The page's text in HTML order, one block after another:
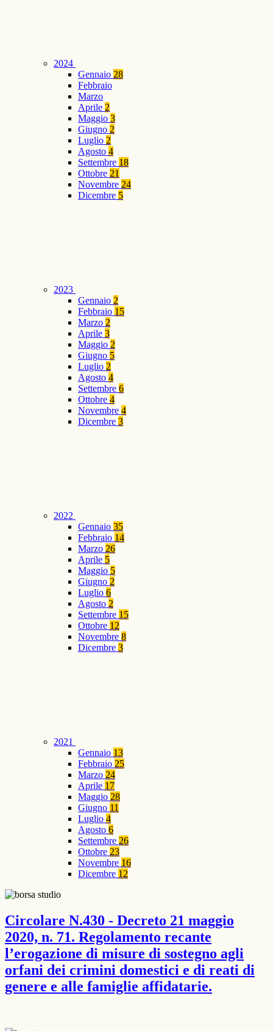
2024
Gennaio 28
Febbraio
Marzo
Aprile 2
Maggio 3
Giugno 2
Luglio 2
Agosto 4
Settembre 18
Ottobre 21
Novembre 24
Dicembre 5
2023
Gennaio 2
Febbraio 15
Marzo 2
Aprile 3
Maggio 2
Giugno 5
Luglio 2
Agosto 4
Settembre 6
Ottobre 4
Novembre 4
Dicembre 3
2022
Gennaio 35
Febbraio 14
Marzo 26
Aprile 5
Maggio 5
Giugno 2
Luglio 6
Agosto 2
Settembre 15
Ottobre 12
Novembre 8
Dicembre 3
2021
Gennaio 13
Febbraio 25
Marzo 24
Aprile 17
Maggio 28
Giugno 11
Luglio 4
Agosto 6
Settembre 26
Ottobre 23
Novembre 16
Dicembre 12
Circolare N.430 - Decreto 21 maggio
2020, n. 71. Regolamento recante
l’erogazione di misure di sostegno agli
orfani dei crimini domestici e di reati di
genere e alle famiglie affidatarie.